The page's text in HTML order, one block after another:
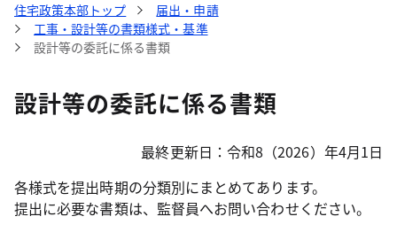
住宅政策本部トップ
届出・申請
工事・設計等の書類様式・基準
設計等の委託に係る書類
設計等の委託に係る書類
最終更新日：令和8（2026）年4月1日
各様式を提出時期の分類別にまとめてあります。
提出に必要な書類は、監督員へお問い合わせください。